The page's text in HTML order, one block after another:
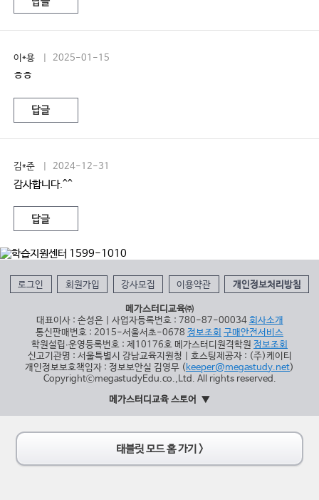
이*용 | 2025-01-15
ㅎㅎ
답글
김*준 | 2024-12-31
감사합니다.^^
답글
로그인 회원가입 강사모집 이용약관 개인정보처리방침
메가스터디교육㈜
대표이사 : 손성은 | 사업자등록번호 : 780-87-00034 회사소개
통신판매번호 : 2015-서울서초-0678 정보조회 구매안전서비스
학원설립∙운영등록번호 : 제10176호 메가스터디원격학원 정보조회
신고기관명 : 서울특별시 강남교육지원청 | 호스팅제공자 : (주)케이티
개인정보보호책임자 : 정보보안실 김영무 ( keeper@megastudy.net)
CopyrightⓒmegastudyEdu.co.,Ltd. All rights reserved.
메가스터디교육 스토어
태블릿 모드 홈 가기 >